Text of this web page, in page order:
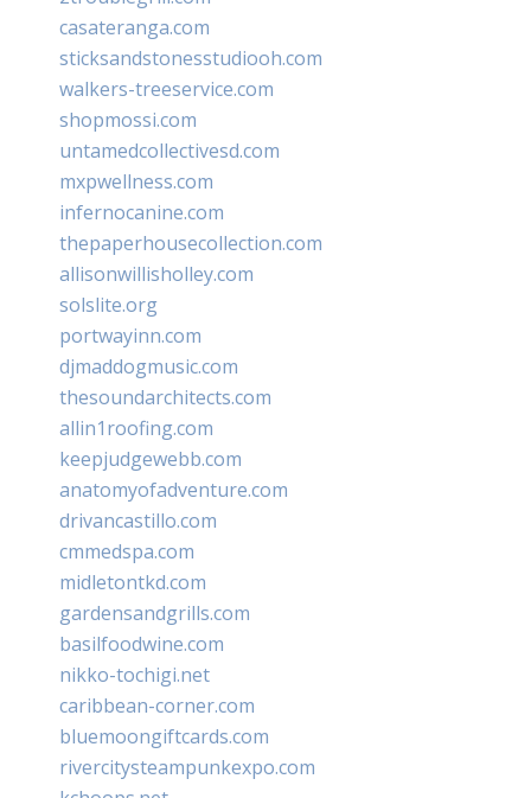
casateranga.com
sticksandstonesstudiooh.com
walkers-treeservice.com
shopmossi.com
untamedcollectivesd.com
mxpwellness.com
infernocanine.com
thepaperhousecollection.com
allisonwillisholley.com
solslite.org
portwayinn.com
djmaddogmusic.com
thesoundarchitects.com
allin1roofing.com
keepjudgewebb.com
anatomyofadventure.com
drivancastillo.com
cmmedspa.com
midletontkd.com
gardensandgrills.com
basilfoodwine.com
nikko-tochigi.net
caribbean-corner.com
bluemoongiftcards.com
rivercitysteampunkexpo.com